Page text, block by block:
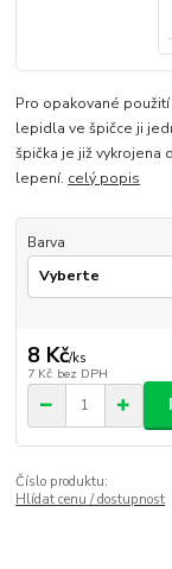
Pro opakované
lepidla ve špičce ji
špička je již vykrojena
lepení. celý popis
Barva
8 Kč/ks
7 Kč bez DPH
Číslo produktu:
Hlídat cenu / dostupnost